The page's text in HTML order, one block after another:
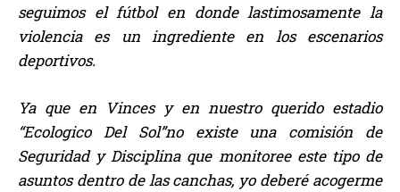
seguimos el fútbol en donde lastimosamente la
violencia es un ingrediente en los escenarios
deportivos.
Ya que en Vinces y en nuestro querido estadio
“Ecologico Del Sol”no existe una comisión de
Seguridad y Disciplina que monitoree este tipo de
asuntos dentro de las canchas, yo deberé acogerme